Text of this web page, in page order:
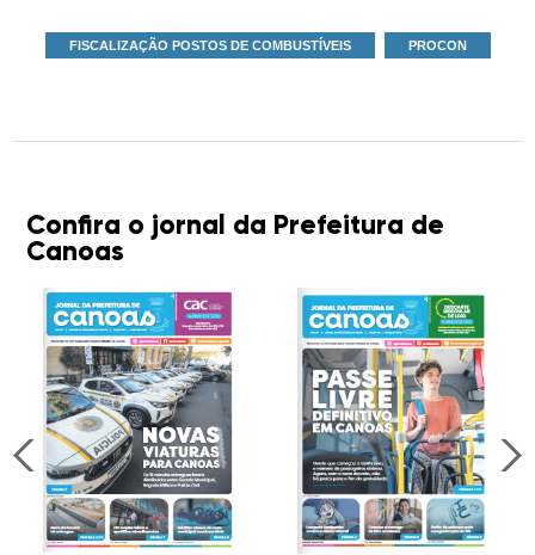
FISCALIZAÇÃO POSTOS DE COMBUSTÍVEIS PROCON
Confira o jornal da Prefeitura de
Canoas